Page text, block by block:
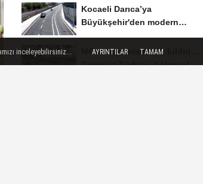
Kocaeli Darıca’ya
Büyükşehir'den modern
ulaşım yatırımı
MGK'dan 8 maddelik bildiri...
Terörsüz Türkiye, bölgesel
inceleyebilirsiniz... AYRINTILAR TAMAM